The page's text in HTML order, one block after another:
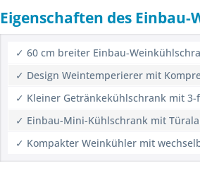
Eigenschaften des
✓ 60 cm breiter Einbau-
✓ Design Weintemperierer mit
✓ Kleiner Getränkekühlschrank mit 3-
✓ Einbau-Mini-Kühlschrank mit
✓ Kompakter Weinkühler mit